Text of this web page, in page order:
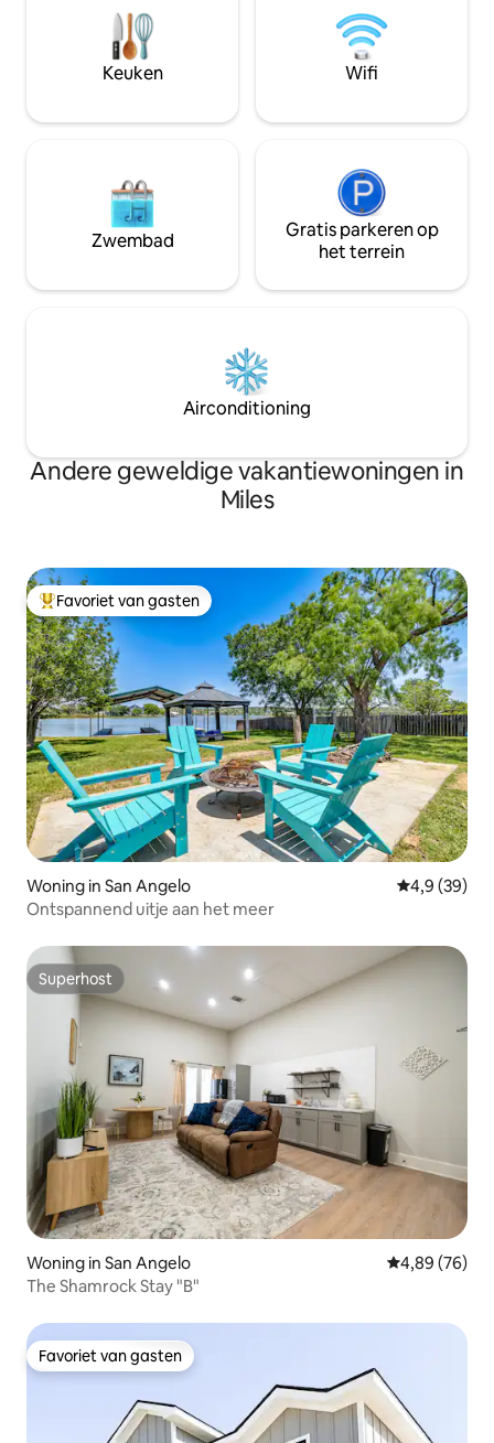
naar de rivierwandeling, winkels,
restaurants, bars en meer. We weten
dat je het hier geweldig zult vinden en
terugkomen voor nog een 5-
zijn centraal
San Angelo,
Midland.
Keuken Wifi
Zwembad
Gratis parkeren op
het terrein
Airconditioning
Andere geweldige vakantiewoningen in
Miles
Topfavoriet van gasten
Favoriet van gasten
Woning in San Angelo Gemiddelde
4,9 (39)
Ontspannend uitje aan het meer
Superhost
Superhost
Woning in San Angelo Gemiddelde
4,89 (76)
The Shamrock Stay "B"
Favoriet van gasten
Favoriet van gasten